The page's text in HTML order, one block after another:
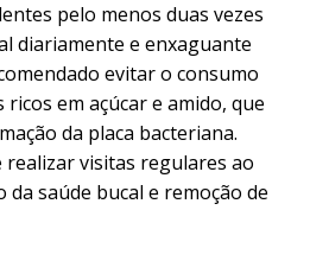
pelo menos duas vezes
diariamente e enxaguante
evitar o consumo
em açúcar e amido, que
da placa bacteriana.
visitas regulares ao
saúde bucal e remoção de